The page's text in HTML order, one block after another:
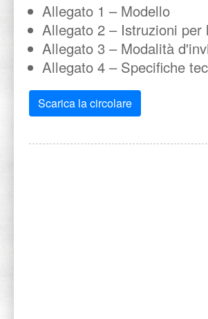
Allegato 1 – Modello
Allegato 2 – Istruzioni per
Allegato 3 – Modalità
Allegato 4 – Specifiche
Scarica la circolare